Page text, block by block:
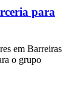
para
em Barreiras
o grupo